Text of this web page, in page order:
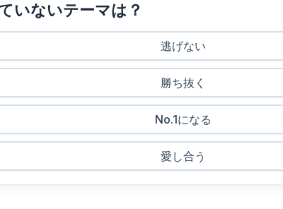
いないテーマは？
逃げない
勝ち抜く
No.1になる
愛し合う